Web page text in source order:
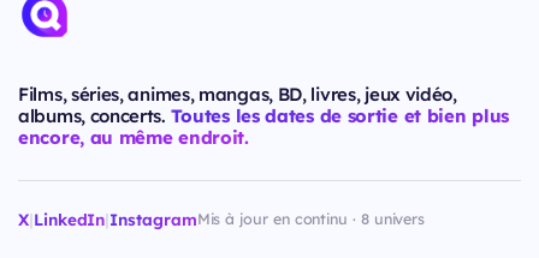
Films, séries, animes, mangas, BD, livres, jeux vidéo,
albums, concerts. Toutes les dates de sortie et bien plus
encore, au même endroit.
X|LinkedIn|InstagramMis à jour en continu · 8 univers